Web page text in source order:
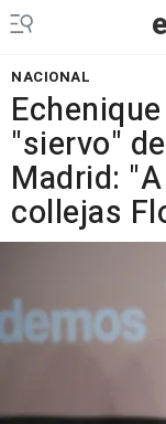
NACIONAL
"siervo"
Madrid:
collejas